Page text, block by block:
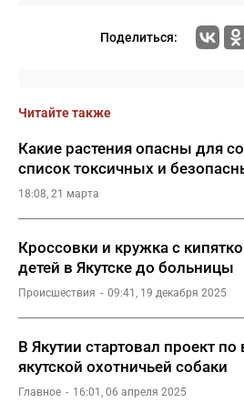
Поделиться:
Читайте также
Какие растения опасны для
список токсичных и
18:08, 21 марта
Кроссовки и кружка с
детей в Якутске до больницы
Происшествия 09:41, 19 декабря 2025
В Якутии стартовал проект
якутской охотничьей собаки
Главное 16:01, 06 апреля 2025